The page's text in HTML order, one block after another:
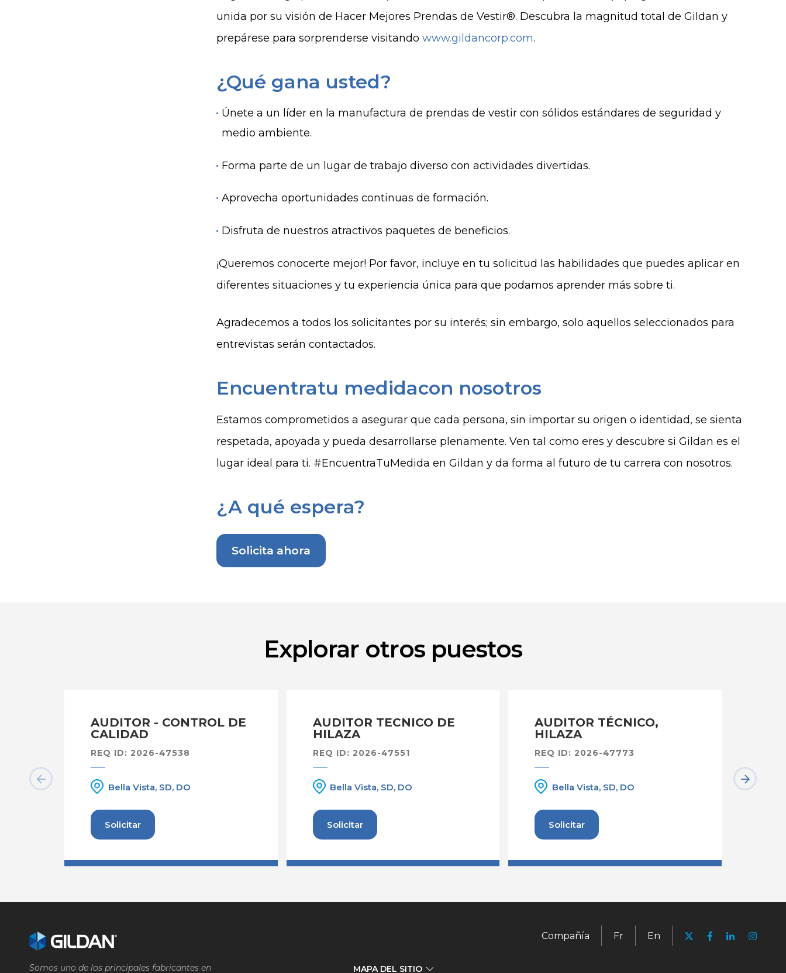
unida por su visión de Hacer Mejores Prendas de Vestir®. Descubra la magnitud total de Gildan y
prepárese para sorprenderse visitando www.gildancorp.com.
¿Qué gana usted?
Únete a un líder en la manufactura de prendas de vestir con sólidos estándares de seguridad y
medio ambiente.
Forma parte de un lugar de trabajo diverso con actividades divertidas.
Aprovecha oportunidades continuas de formación.
Disfruta de nuestros atractivos paquetes de beneficios.
¡Queremos conocerte mejor! Por favor, incluye en tu solicitud las habilidades que puedes aplicar en
diferentes situaciones y tu experiencia única para que podamos aprender más sobre ti.
Agradecemos a todos los solicitantes por su interés; sin embargo, solo aquellos seleccionados para
entrevistas serán contactados.
Encuentratu medidacon nosotros
Estamos comprometidos a asegurar que cada persona, sin importar su origen o identidad, se sienta
respetada, apoyada y pueda desarrollarse plenamente. Ven tal como eres y descubre si Gildan es el
lugar ideal para ti. #EncuentraTuMedida en Gildan y da forma al futuro de tu carrera con nosotros.
¿A qué espera?
Solicita ahora
Explorar otros puestos
AUDITOR - CONTROL DE
CALIDAD
REQ ID: 2026-47538
Bella Vista, SD, DO
Solicitar
AUDITOR TECNICO DE
HILAZA
REQ ID: 2026-47551
Bella Vista, SD, DO
Solicitar
AUDITOR TÉCNICO,
HILAZA
REQ ID: 2026-47773
Bella Vista, SD, DO
Solicitar
Somos uno de los principales fabricantes en MAPA DEL SITIO
Compañía Fr En